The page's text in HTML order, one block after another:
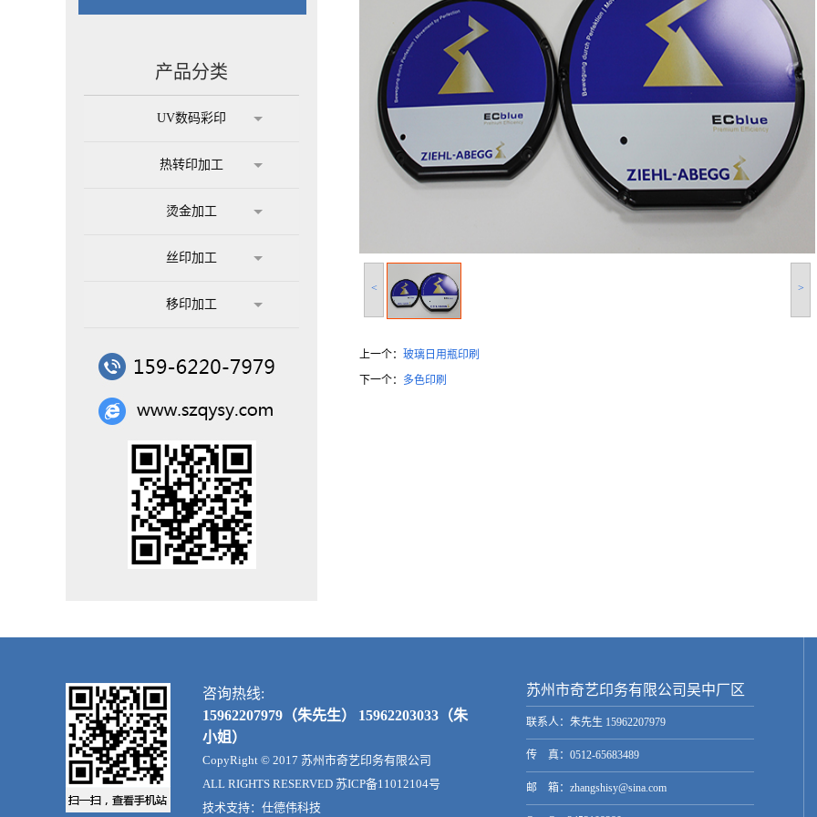
产品分类
UV数码彩印
热转印加工
烫金加工
丝印加工
移印加工
< >
上一个： 玻璃日用瓶印刷
下一个： 多色印刷
咨询热线:
15962207979（朱先生）
15962203033（朱
小姐）
CopyRight © 2017 苏州市奇艺印务有限公司
ALL RIGHTS RESERVED 苏ICP备11012104号
技术支持： 仕德伟科技
苏州市奇艺印务有限公司吴中厂区
联系人：朱先生 15962207979
传 真：0512-65683489
邮 箱：zhangshisy@sina.com